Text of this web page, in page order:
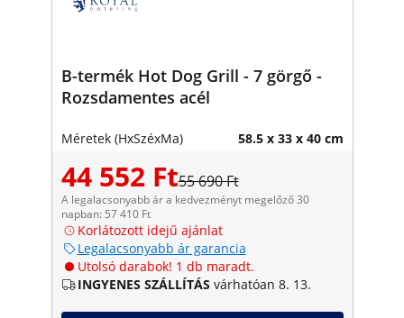
B-termék Hot Dog Grill - 7 görgő -
Rozsdamentes acél
Méretek (HxSzéxMa) 58.5 x 33 x 40 cm
44 552 Ft55 690 Ft
A legalacsonyabb ár a kedvezményt megelőző 30
napban: 57 410 Ft
Korlátozott idejű ajánlat
Legalacsonyabb ár garancia
Utolsó darabok! 1 db maradt.
INGYENES SZÁLLÍTÁS várhatóan 8. 13.